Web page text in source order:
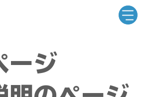
ージ